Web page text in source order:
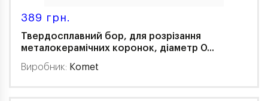
389 грн.
Твердосплавний бор, для розрізання
металокерамічних коронок, діаметр 0...
Виробник: Komet